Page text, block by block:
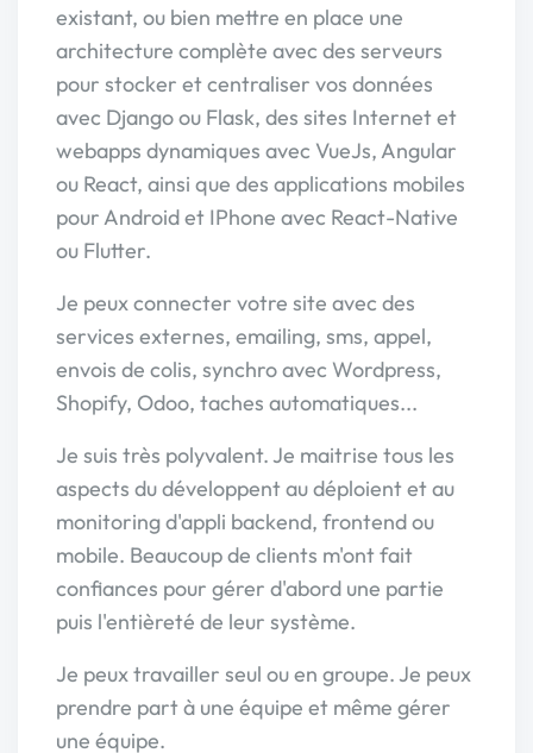
existant, ou bien mettre en place une
architecture complète avec des serveurs
pour stocker et centraliser vos données
avec Django ou Flask, des sites Internet et
webapps dynamiques avec VueJs, Angular
ou React, ainsi que des applications mobiles
pour Android et IPhone avec React-Native
ou Flutter.
Je peux connecter votre site avec des
services externes, emailing, sms, appel,
envois de colis, synchro avec Wordpress,
Shopify, Odoo, taches automatiques...
Je suis très polyvalent. Je maitrise tous les
aspects du développent au déploient et au
monitoring d'appli backend, frontend ou
mobile. Beaucoup de clients m'ont fait
confiances pour gérer d'abord une partie
puis l'entièreté de leur système.
Je peux travailler seul ou en groupe. Je peux
prendre part à une équipe et même gérer
une équipe.